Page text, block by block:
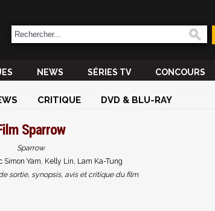
NEWS SÉRIES TV CONCOURS
CRITIQUE DVD & BLU-RAY
Sparrow
Sparrow
Simon Yam, Kelly Lin, Lam Ka-Tung
sortie, synopsis, avis et critique du film